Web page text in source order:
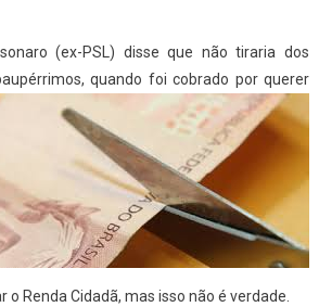
(ex-PSL) disse que não tiraria dos
quando foi cobrado por querer
Renda Cidadã, mas isso não é verdade.